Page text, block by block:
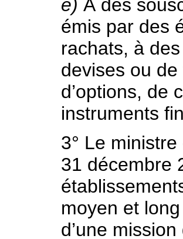
e) À des
émis par des
rachats, à
devises ou de
d’options, de
instruments
3° Le
31 décembre
moyen et
d’une